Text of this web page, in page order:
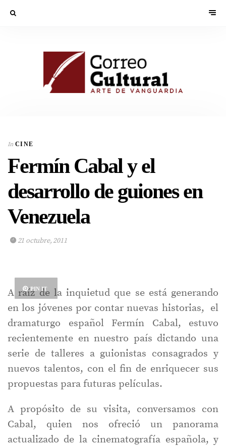
In CINE
Fermín Cabal y el
desarrollo de guiones en
Venezuela
21 octubre, 2011
PIN IT
A raíz de la inquietud que se está generando
en los jóvenes por contar nuevas historias, el
dramaturgo español Fermín Cabal, estuvo
recientemente en nuestro país dictando una
serie de talleres a guionistas consagrados y
nuevos talentos, con el fin de enriquecer sus
propuestas para futuras películas.
A propósito de su visita, conversamos con
Cabal, quien nos ofreció un panorama
actualizado de la cinematografía española, y